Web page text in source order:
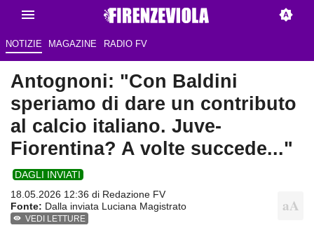
NOTIZIE MAGAZINE RADIO FV
Antognoni: "Con Baldini
speriamo di dare un contributo
al calcio italiano. Juve-
Fiorentina? A volte succede..."
DAGLI INVIATI
18.05.2026 12:36 di Redazione FV
Fonte: Dalla inviata Luciana Magistrato
VEDI LETTURE